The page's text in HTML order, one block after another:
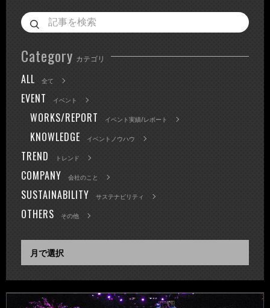
Category カテゴリ
ALL 全て
EVENT イベント
WORKS/REPORT イベント実績/レポート
KNOWLEDGE イベントノウハウ
TREND トレンド
COMPANY 会社のこと
SUSTAINABILITY サステナビリティ
OTHERS その他